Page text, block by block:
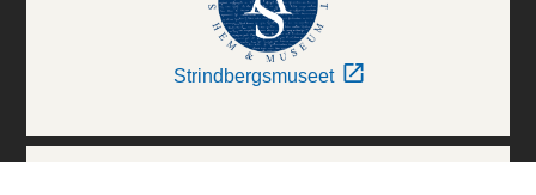
Strindbergsmuseet